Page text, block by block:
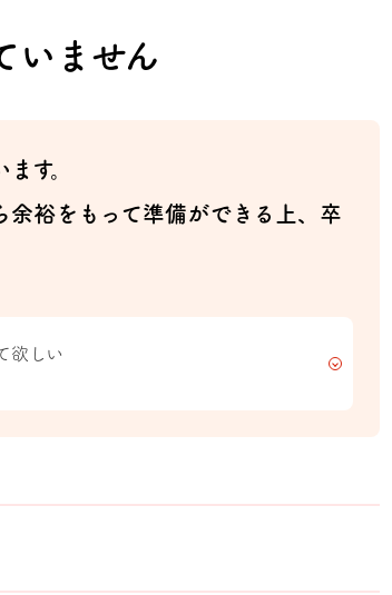
いません
す。
裕をもって準備ができる上、卒
欲しい